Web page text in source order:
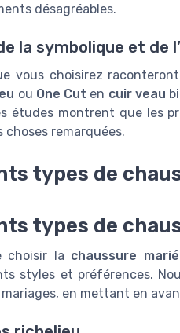
désagréables.
la symbolique et de
vous choisirez
ou One Cut en cuir veau
études montrent que les
choses remarquées.
types de
types de
choisir la chaussure
styles et préférences.
mariages, en mettant en